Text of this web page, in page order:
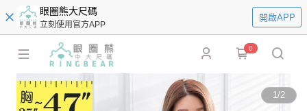
眼圈熊大尺碼
立刻使用官方APP
開啟APP
0
1/2